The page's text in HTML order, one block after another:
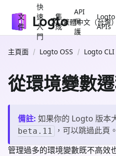
文
件
快
速
入
門
集
成
API
保
護
Logto
APIs
繁體中文（台灣）
主頁面 Logto OSS Logto CLI
從環境變數
備註: 如果你的 Logto 版本
beta.11
，可以跳過此頁。
管理過多的環境變數既不高效